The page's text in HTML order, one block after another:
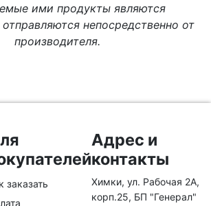
ими продукты являются
непосредственно от
производителя.
заказать
Адрес и
контакты
Химки, ул. Рабочая 2А,
корп.25, БП "Генерал"